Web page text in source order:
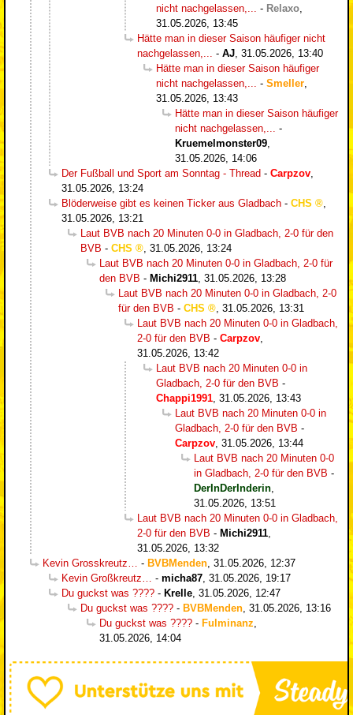
nicht nachgelassen,...
- Relaxo
31.05.2026, 13:45
Hätte man in dieser Saison häufiger nicht
nachgelassen,...
- AJ 31.05.2026, 13:40
Hätte man in dieser Saison häufiger
nicht nachgelassen,...
- Smeller
31.05.2026, 13:43
Hätte man in dieser Saison häufiger
nicht nachgelassen,...
-
Kruemelmonster09
31.05.2026, 14:06
Der Fußball und Sport am Sonntag - Thread - Carpzov
31.05.2026, 13:24
Blöderweise gibt es keinen Ticker aus Gladbach - CHS
31.05.2026, 13:21
Laut BVB nach 20 Minuten 0-0 in Gladbach, 2-0 für den
BVB - CHS
31.05.2026, 13:24
Laut BVB nach 20 Minuten 0-0 in Gladbach, 2-0 für
den BVB - Michi2911 31.05.2026, 13:28
Laut BVB nach 20 Minuten 0-0 in Gladbach, 2-0
für den BVB - CHS
31.05.2026, 13:31
Laut BVB nach 20 Minuten 0-0 in Gladbach,
2-0 für den BVB - Carpzov
31.05.2026, 13:42
Laut BVB nach 20 Minuten 0-0 in
Gladbach, 2-0 für den BVB -
Chappi1991 31.05.2026, 13:43
Laut BVB nach 20 Minuten 0-0 in
Gladbach, 2-0 für den BVB -
Carpzov 31.05.2026, 13:44
Laut BVB nach 20 Minuten 0-0
in Gladbach, 2-0 für den BVB -
DerInDerInderin
31.05.2026, 13:51
Laut BVB nach 20 Minuten 0-0 in Gladbach,
2-0 für den BVB - Michi2911
31.05.2026, 13:32
Kevin Grosskreutz…
- BVBMenden 31.05.2026, 12:37
Kevin Großkreutz…
- micha87 31.05.2026, 19:17
Du guckst was ???? - Krelle 31.05.2026, 12:47
Du guckst was ???? - BVBMenden 31.05.2026, 13:16
Du guckst was ???? - Fulminanz
31.05.2026, 14:04